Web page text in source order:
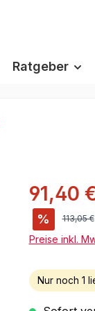
Ratgeber
91,40
% 113,05 €
Preise inkl.
Nur noch 1